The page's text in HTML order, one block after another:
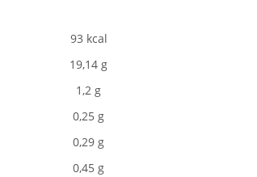
93 kcal
19,14 g
1,2 g
0,25 g
0,29 g
0,45 g